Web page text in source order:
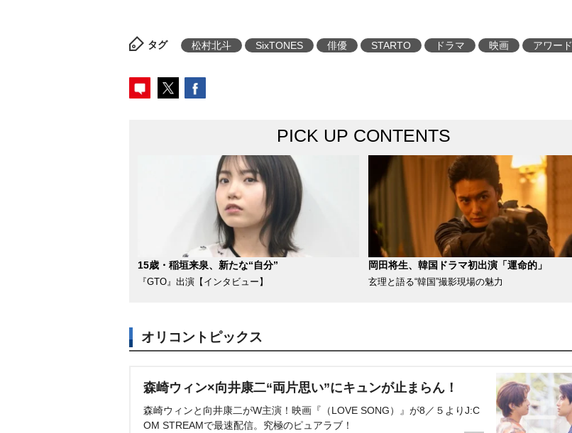
タグ 松村北斗 SixTONES 俳優 STARTO ドラマ 映画 アワード
PICK UP CONTENTS
15歳・稲垣来泉、新たな“自分”
『GTO』出演【インタビュー】
岡田将生、韓国ドラマ初出演「運命的」
玄理と語る“韓国”撮影現場の魅力
オリコントピックス
森崎ウィン×向井康二“両片思い”にキュンが止まらん！
森崎ウィンと向井康二がW主演！映画『（LOVE SONG）』が8／５よりJ:C
OM STREAMで最速配信。究極のピュアラブ！